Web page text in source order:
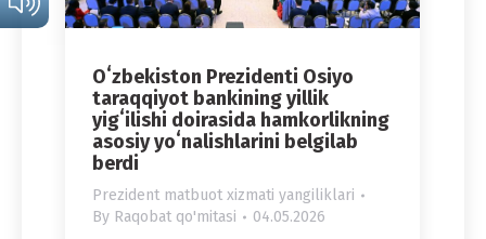
Oʻzbekiston Prezidenti Osiyo
taraqqiyot bankining yillik
yigʻilishi doirasida hamkorlikning
asosiy yoʻnalishlarini belgilab
berdi
Prezident matbuot xizmati yangiliklari
By Raqobat qo'mitasi 04.05.2026